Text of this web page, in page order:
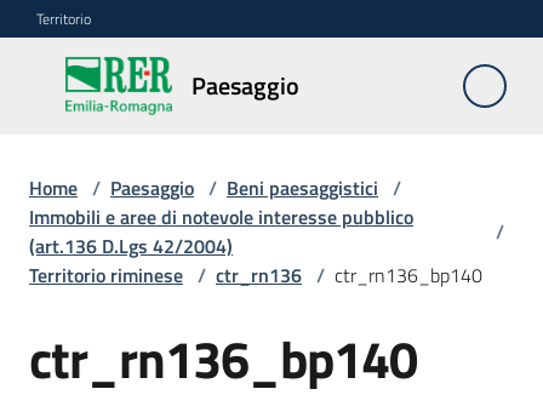
Vai al contenuto
Vai alla navigazione
Vai al footer
Territorio
Paesaggio
Paesaggio
Piano
paesaggistico
regionale
paesaggistici
Menu selezionato
Home / Paesaggio / Beni paesaggistici /
Immobili e aree di notevole interesse pubblico
(art.136 D.Lgs 42/2004)
/
Territorio riminese / ctr_rn136 / ctr_rn136_bp140
ctr_rn136_bp140